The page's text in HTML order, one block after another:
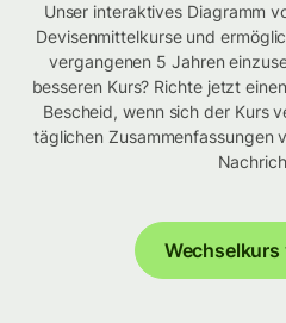
Unser interaktives Diagramm
Devisenmittelkurse und
vergangenen 5 Jahren
besseren Kurs? Richte jetzt
Bescheid, wenn sich der Kurs
täglichen Zusammenfassungen
Wechselkurs